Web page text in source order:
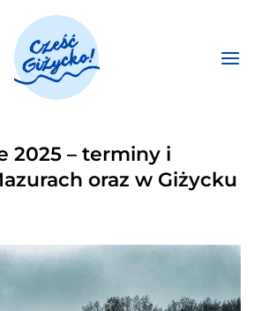
2025 – terminy i
oraz w Giżycku